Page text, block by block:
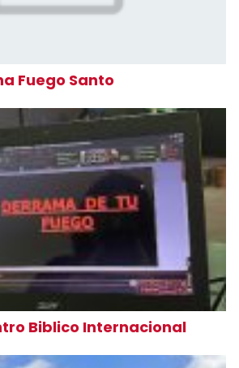
Fuego Santo
Biblico Internacional